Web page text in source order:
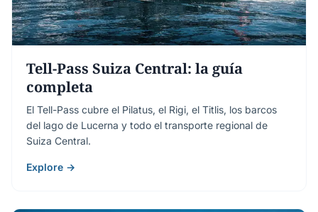
Tell-Pass Suiza Central: la guía
completa
El Tell-Pass cubre el Pilatus, el Rigi, el Titlis, los barcos
del lago de Lucerna y todo el transporte regional de
Suiza Central.
Explore →